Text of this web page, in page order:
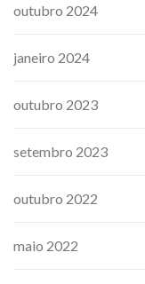
outubro 2024
janeiro 2024
outubro 2023
setembro 2023
outubro 2022
maio 2022